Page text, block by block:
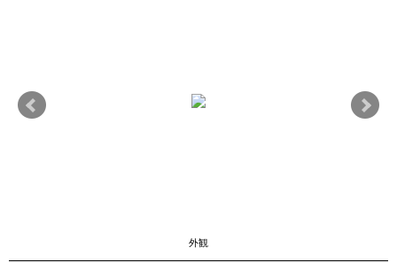
施工事例
外観